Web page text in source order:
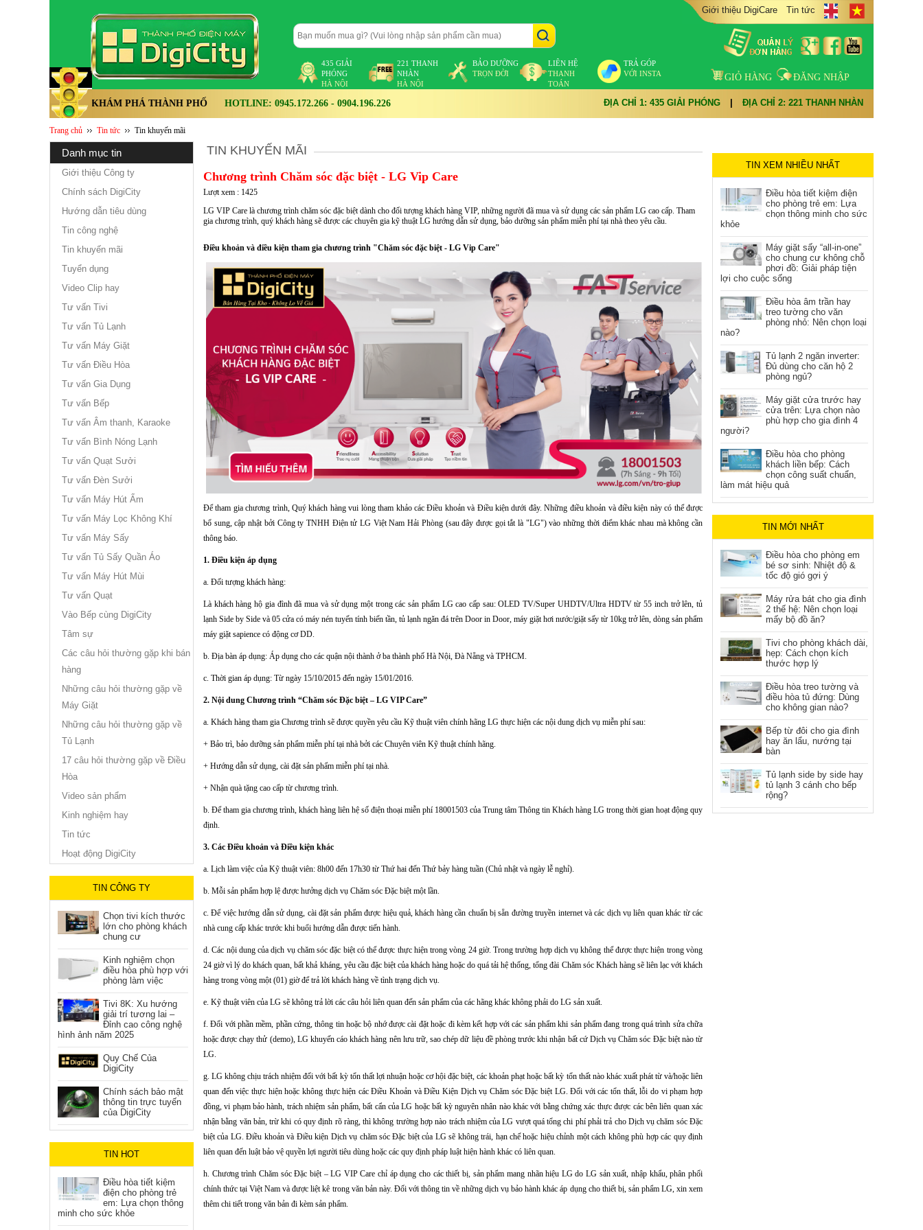
435 GIẢI
PHÓNG
HÀ NỘI
221 THANH
NHÀN
HÀ NỘI
BẢO DƯỠNG
TRỌN ĐỜI
LIÊN HỆ
THANH
TOÁN
TRẢ GÓP
VỚI INSTA
Giới thiệu DigiCare Tin tức
GIỎ HÀNG ĐĂNG NHẬP
KHÁM PHÁ THÀNH PHỐ HOTLINE: 0945.172.266 - 0904.196.226 ĐỊA CHỈ 1: 435 GIẢI PHÓNG ĐỊA CHỈ 2: 221 THANH NHÀN
Trang chủ Tin tức Tin khuyến mãi
danh mục tin
Giới thiệu Công ty
Chính sách DigiCity
Hướng dẫn tiêu dùng
Tin công nghệ
Tin khuyến mãi
Tuyển dụng
Video Clip hay
Tư vấn Tivi
Tư vấn Tủ Lạnh
Tư vấn Máy Giặt
Tư vấn Điều Hòa
Tư vấn Gia Dụng
Tư vấn Bếp
Tư vấn Âm thanh, Karaoke
Tư vấn Bình Nóng Lạnh
Tư vấn Quạt Sưởi
Tư vấn Đèn Sưởi
Tư vấn Máy Hút Ẩm
Tư vấn Máy Lọc Không Khí
Tư vấn Máy Sấy
Tư vấn Tủ Sấy Quần Áo
Tư vấn Máy Hút Mùi
Tư vấn Quạt
Vào Bếp cùng DigiCity
Tâm sự
Các câu hỏi thường gặp khi bán
hàng
Những câu hỏi thường gặp về
Máy Giặt
Những câu hỏi thường gặp về
Tủ Lạnh
17 câu hỏi thường gặp về Điều
Hòa
Video sản phẩm
Kinh nghiệm hay
Tin tức
Hoạt động DigiCity
TIN CÔNG TY
Chọn tivi kích thước
lớn cho phòng khách
chung cư
Kinh nghiệm chọn
điều hòa phù hợp với
phòng làm việc
Tivi 8K: Xu hướng
giải trí tương lai –
Đỉnh cao công nghệ
hình ảnh năm 2025
Quy Chế Của
DigiCity
Chính sách bảo mật
thông tin trực tuyến
của DigiCity
TIN HOT
Điều hòa tiết kiệm
điện cho phòng trẻ
em: Lựa chọn thông
minh cho sức khỏe
TIN KHUYẾN MÃI
Chương trình Chăm sóc đặc biệt - LG Vip Care
Lượt xem : 1425
LG VIP Care là chương trình chăm sóc đặc biệt dành cho đối tượng khách hàng VIP, những người đã mua và sử dụng các sản phẩm LG cao cấp. Tham
gia chương trình, quý khách hàng sẽ được các chuyên gia kỹ thuật LG hướng dẫn sử dụng, bảo dưỡng sản phẩm miễn phí tại nhà theo yêu cầu.
Điều khoản và điều kiện tham gia chương trình "Chăm sóc đặc biệt - LG Vip Care"
Để tham gia chương trình, Quý khách hàng vui lòng tham khảo các Điều khoản và Điều kiện dưới đây. Những điều khoản và điều kiện này có thể được
bổ sung, cập nhật bởi Công ty TNHH Điện tử LG Việt Nam Hải Phòng (sau đây được gọi tắt là "LG") vào những thời điểm khác nhau mà không cần
thông báo.
1. Điều kiện áp dụng
a. Đối tượng khách hàng:
Là khách hàng hộ gia đình đã mua và sử dụng một trong các sản phẩm LG cao cấp sau: OLED TV/Super UHDTV/Ultra HDTV từ 55 inch trở lên, tủ
lạnh Side by Side và 05 cửa có máy nén tuyến tính biến tần, tủ lạnh ngăn đá trên Door in Door, máy giặt hơi nước/giặt sấy từ 10kg trở lên, dòng sản phẩm
máy giặt sapience có động cơ DD.
b. Địa bàn áp dụng: Áp dụng cho các quận nội thành ở ba thành phố Hà Nội, Đà Nẵng và TPHCM.
c. Thời gian áp dụng: Từ ngày 15/10/2015 đến ngày 15/01/2016.
2. Nội dung Chương trình “Chăm sóc Đặc biệt – LG VIP Care”
a. Khách hàng tham gia Chương trình sẽ được quyền yêu cầu Kỹ thuật viên chính hãng LG thực hiện các nội dung dịch vụ miễn phí sau:
+ Bảo trì, bảo dưỡng sản phẩm miễn phí tại nhà bởi các Chuyên viên Kỹ thuật chính hãng.
+ Hướng dẫn sử dụng, cài đặt sản phẩm miễn phí tại nhà.
+ Nhận quà tặng cao cấp từ chương trình.
b. Để tham gia chương trình, khách hàng liên hệ số điện thoại miễn phí 18001503 của Trung tâm Thông tin Khách hàng LG trong thời gian hoạt động quy
định.
3. Các Điều khoản và Điều kiện khác
a. Lịch làm việc của Kỹ thuật viên: 8h00 đến 17h30 từ Thứ hai đến Thứ bảy hàng tuần (Chủ nhật và ngày lễ nghỉ).
b. Mỗi sản phẩm hợp lệ được hưởng dịch vụ Chăm sóc Đặc biệt một lần.
c. Để việc hướng dẫn sử dụng, cài đặt sản phẩm được hiệu quả, khách hàng cần chuẩn bị sẵn đường truyền internet và các dịch vụ liên quan khác từ các
nhà cung cấp khác trước khi buổi hướng dẫn được tiến hành.
d. Các nội dung của dịch vụ chăm sóc đặc biệt có thể được thực hiện trong vòng 24 giờ. Trong trường hợp dịch vụ không thể được thực hiện trong vòng
24 giờ vì lý do khách quan, bất khả kháng, yêu cầu đặc biệt của khách hàng hoặc do quá tải hệ thống, tổng đài Chăm sóc Khách hàng sẽ liên lạc với khách
hàng trong vòng một (01) giờ để trả lời khách hàng về tình trạng dịch vụ.
e. Kỹ thuật viên của LG sẽ không trả lời các câu hỏi liên quan đến sản phẩm của các hãng khác không phải do LG sản xuất.
f. Đối với phần mềm, phần cứng, thông tin hoặc bộ nhớ được cài đặt hoặc đi kèm kết hợp với các sản phẩm khi sản phẩm đang trong quá trình sửa chữa
hoặc được chạy thử (demo), LG khuyến cáo khách hàng nên lưu trữ, sao chép dữ liệu đề phòng trước khi nhận bất cứ Dịch vụ Chăm sóc Đặc biệt nào từ
LG.
g. LG không chịu trách nhiệm đối với bất kỳ tổn thất lợi nhuận hoặc cơ hội đặc biệt, các khoản phạt hoặc bất kỳ tổn thất nào khác xuất phát từ và/hoặc liên
quan đến việc thực hiện hoặc không thực hiện các Điều Khoản và Điều Kiện Dịch vụ Chăm sóc Đặc biệt LG. Đối với các tổn thất, lỗi do vi phạm hợp
đồng, vi phạm bảo hành, trách nhiệm sản phẩm, bất cẩn của LG hoặc bất kỳ nguyên nhân nào khác với bằng chứng xác thực được các bên liên quan xác
nhận bằng văn bản, trừ khi có quy định rõ ràng, thì không trường hợp nào trách nhiệm của LG vượt quá tổng chi phí phải trả cho Dịch vụ chăm sóc Đặc
biệt của LG. Điều khoản và Điều kiện Dịch vụ chăm sóc Đặc biệt của LG sẽ không trái, hạn chế hoặc hiệu chỉnh một cách không phù hợp các quy định
liên quan đến luật bảo vệ quyền lợi người tiêu dùng hoặc các quy định pháp luật hiện hành khác có liên quan.
h. Chương trình Chăm sóc Đặc biệt – LG VIP Care chỉ áp dụng cho các thiết bị, sản phẩm mang nhãn hiệu LG do LG sản xuất, nhập khẩu, phân phối
chính thức tại Việt Nam và được liệt kê trong văn bản này. Đối với thông tin về những dịch vụ bảo hành khác áp dụng cho thiết bị, sản phẩm LG, xin xem
thêm chi tiết trong văn bản đi kèm sản phẩm.
TIN XEM NHIỀU NHẤT
Điều hòa tiết kiệm điện
cho phòng trẻ em: Lựa
chọn thông minh cho sức
khỏe
Máy giặt sấy “all-in-one”
cho chung cư không chỗ
phơi đồ: Giải pháp tiện
lợi cho cuộc sống
Điều hòa âm trần hay
treo tường cho văn
phòng nhỏ: Nên chọn loại
nào?
Tủ lạnh 2 ngăn inverter:
Đủ dùng cho căn hộ 2
phòng ngủ?
Máy giặt cửa trước hay
cửa trên: Lựa chọn nào
phù hợp cho gia đình 4
người?
Điều hòa cho phòng
khách liền bếp: Cách
chọn công suất chuẩn,
làm mát hiệu quả
TIN MỚI NHẤT
Điều hòa cho phòng em
bé sơ sinh: Nhiệt độ &
tốc độ gió gợi ý
Máy rửa bát cho gia đình
2 thế hệ: Nên chọn loại
mấy bộ đồ ăn?
Tivi cho phòng khách dài,
hẹp: Cách chọn kích
thước hợp lý
Điều hòa treo tường và
điều hòa tủ đứng: Dùng
cho không gian nào?
Bếp từ đôi cho gia đình
hay ăn lẩu, nướng tại
bàn
Tủ lạnh side by side hay
tủ lạnh 3 cánh cho bếp
rộng?